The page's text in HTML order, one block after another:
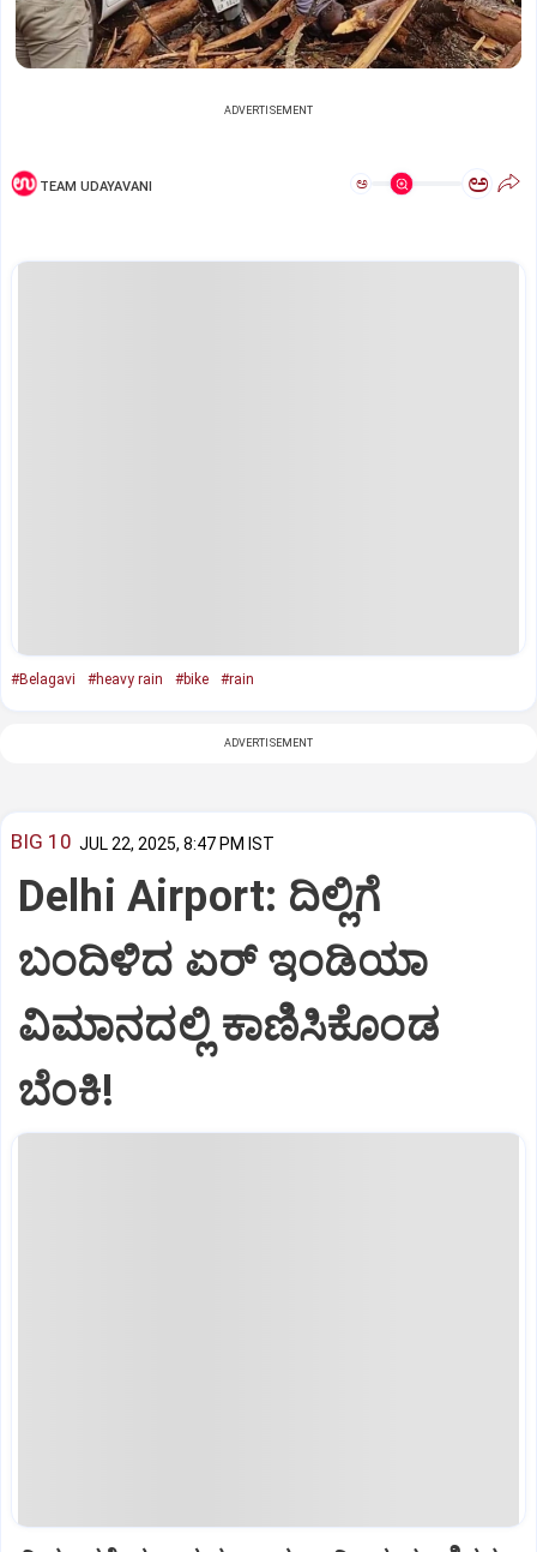
ADVERTISEMENT
TEAM UDAYAVANI ಅ ಅ
#Belagavi #heavy rain #bike #rain
ADVERTISEMENT
BIG 10 JUL 22, 2025, 8:47 PM IST
Delhi Airport: ದಿಲ್ಲಿಗೆ
ಬಂದಿಳಿದ ಏರ್‌ ಇಂಡಿಯಾ
ವಿಮಾನದಲ್ಲಿ ಕಾಣಿಸಿಕೊಂಡ
ಬೆಂಕಿ!